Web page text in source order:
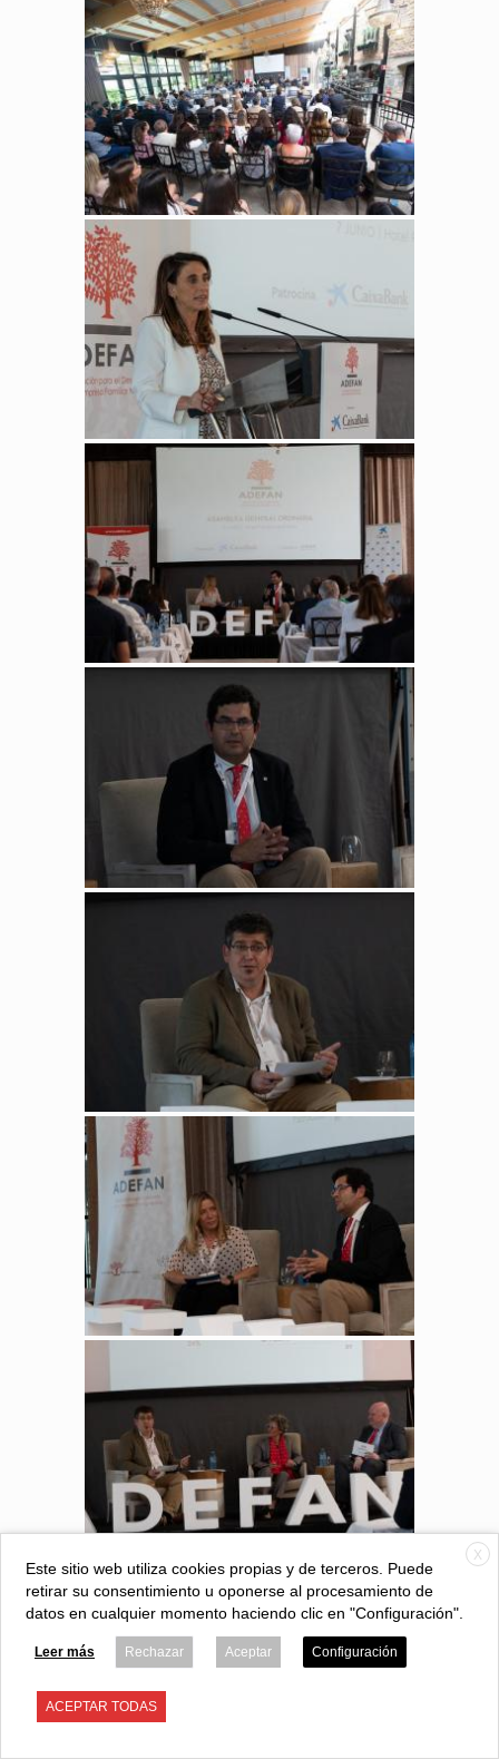
X
Este sitio web utiliza cookies propias y de terceros. Puede
retirar su consentimiento u oponerse al procesamiento de
datos en cualquier momento haciendo clic en "Configuración".
Leer más Rechazar Aceptar Configuración
ACEPTAR TODAS